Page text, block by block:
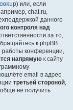
) или, если
chat.ru,
данного
контроля над
за то,
к phpBB
работы конференции,
напрямую к сайту
email в адрес
третьей стороной,
не получить